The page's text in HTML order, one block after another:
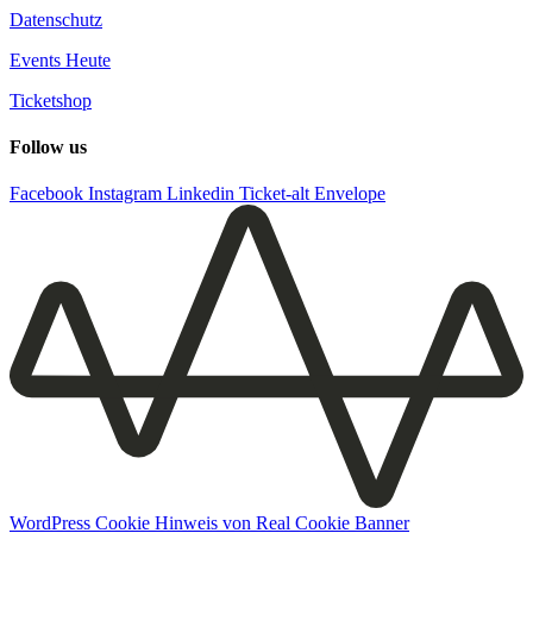
Datenschutz
Events Heute
Ticketshop
Follow us
Facebook Instagram Linkedin Ticket-alt Envelope
WordPress Cookie Hinweis von Real Cookie Banner